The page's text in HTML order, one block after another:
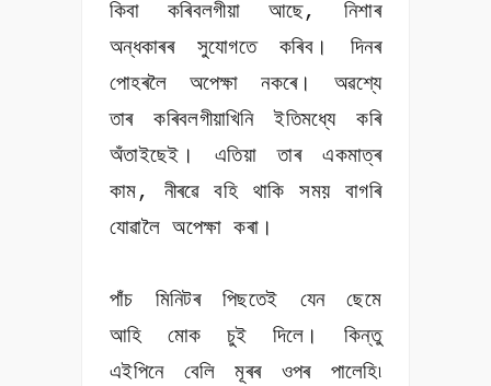
কিবা কৰিবলগীয়া আছে, নিশাৰ
অন্ধকাৰৰ সুযোগতে কৰিব। দিনৰ
পোহৰলৈ অপেক্ষা নকৰে। অৱশ্যে
তাৰ কৰিবলগীয়াখিনি ইতিমধ্যে কৰি
অঁতাইছেই। এতিয়া তাৰ একমাত্ৰ
কাম, নীৰৱে বহি থাকি সময় বাগৰি
যোৱালৈ অপেক্ষা কৰা।
পাঁচ মিনিটৰ পিছতেই যেন ছেমে
আহি মোক চুই দিলে। কিন্তু
এইপিনে বেলি মূৰৰ ওপৰ পালেহি৷